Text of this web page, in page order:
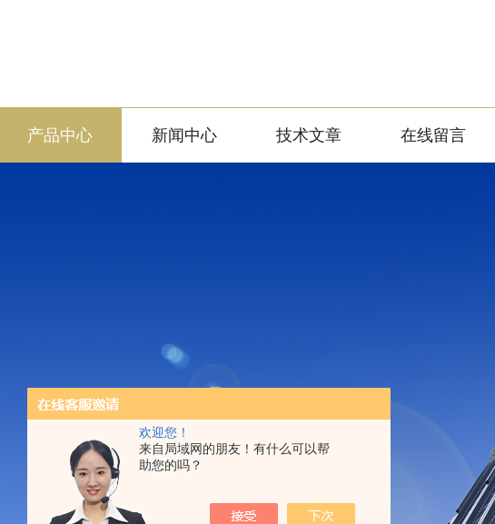
欢迎您！
来自局域网的朋友！有什么可以帮
助您的吗？
产品中心 新闻中心 技术文章 在线留言